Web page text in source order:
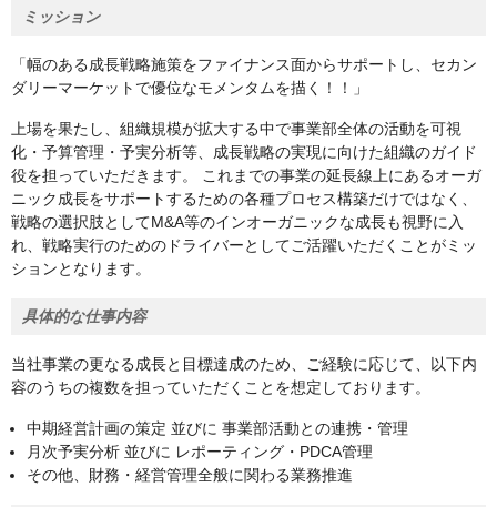
ミッション
「幅のある成長戦略施策をファイナンス面からサポートし、セカン
ダリーマーケットで優位なモメンタムを描く！！」
上場を果たし、組織規模が拡大する中で事業部全体の活動を可視
化・予算管理・予実分析等、成長戦略の実現に向けた組織のガイド
役を担っていただきます。 これまでの事業の延長線上にあるオーガ
ニック成長をサポートするための各種プロセス構築だけではなく、
戦略の選択肢としてM&A等のインオーガニックな成長も視野に入
れ、戦略実行のためのドライバーとしてご活躍いただくことがミッ
ションとなります。
具体的な仕事内容
当社事業の更なる成長と目標達成のため、ご経験に応じて、以下内
容のうちの複数を担っていただくことを想定しております。
中期経営計画の策定 並びに 事業部活動との連携・管理
月次予実分析 並びに レポーティング・PDCA管理
その他、財務・経営管理全般に関わる業務推進